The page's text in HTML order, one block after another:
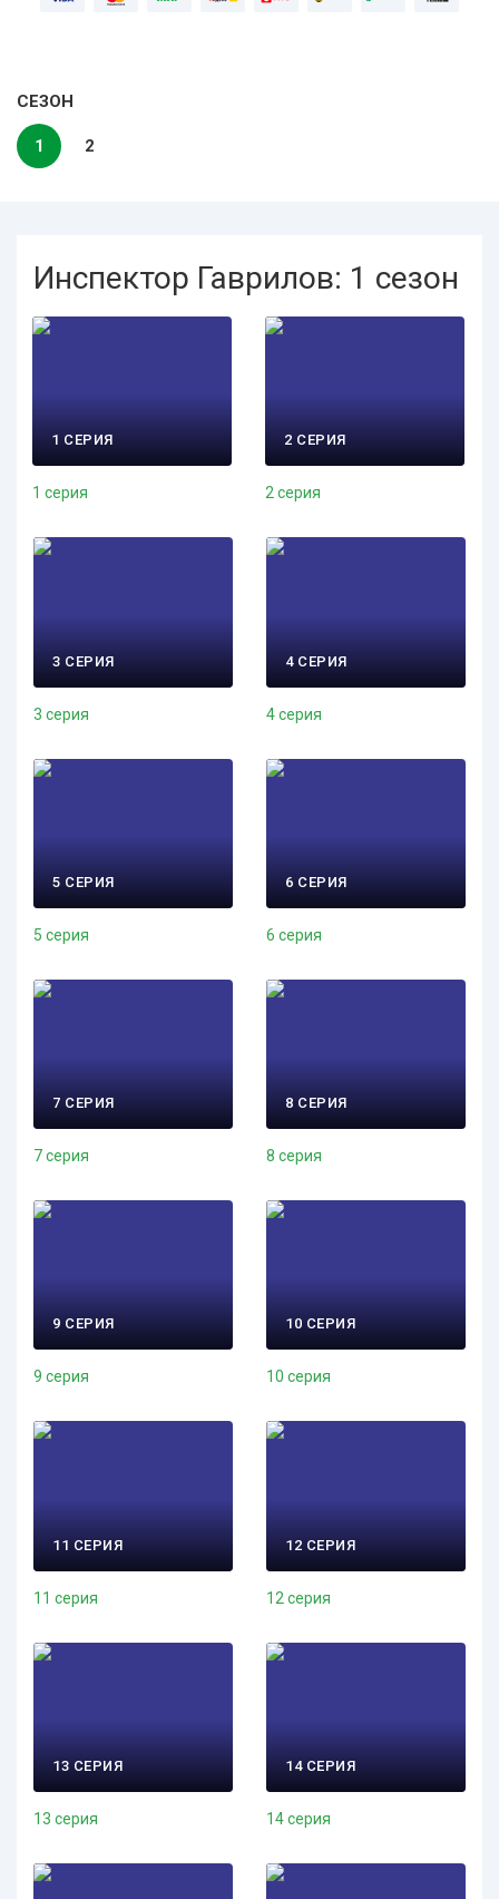
СЕЗОН
1 2
Инспектор Гаврилов: 1 сезон
1 СЕРИЯ
1 серия
2 СЕРИЯ
2 серия
3 СЕРИЯ
3 серия
4 СЕРИЯ
4 серия
5 СЕРИЯ
5 серия
6 СЕРИЯ
6 серия
7 СЕРИЯ
7 серия
8 СЕРИЯ
8 серия
9 СЕРИЯ
9 серия
10 СЕРИЯ
10 серия
11 СЕРИЯ
11 серия
12 СЕРИЯ
12 серия
13 СЕРИЯ
13 серия
14 СЕРИЯ
14 серия